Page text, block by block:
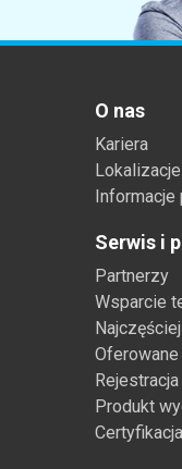
O nas
Kariera
Lokalizacje
Informacje
Serwis i
Partnerzy
Wsparcie
Oferowane
Produkt